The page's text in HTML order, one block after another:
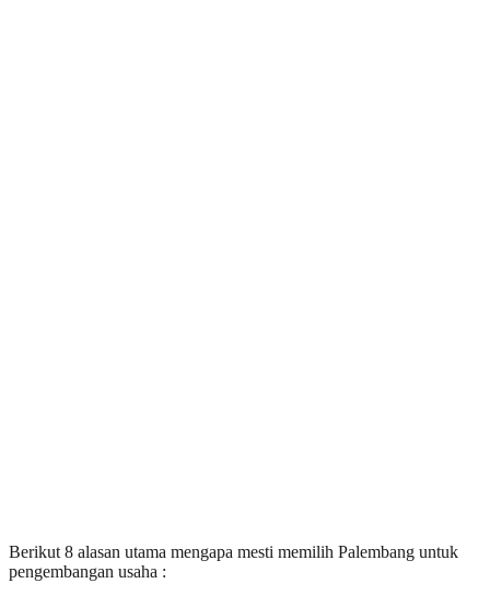
Berikut 8 alasan utama mengapa mesti memilih Palembang untuk
pengembangan usaha :